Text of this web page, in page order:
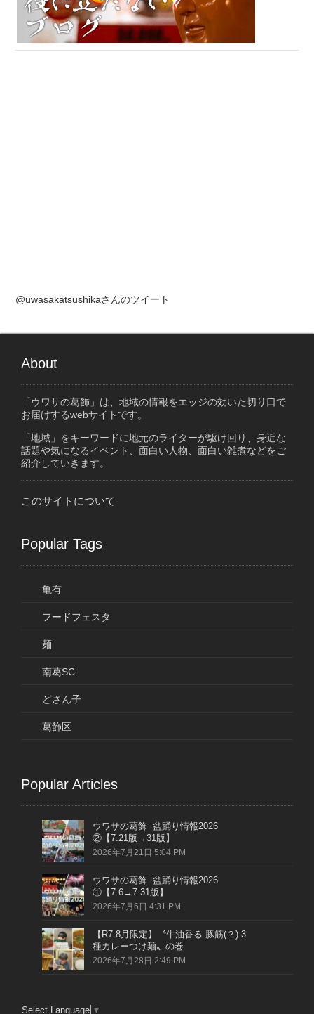
@uwasakatsushikaさんのツイート
About
「ウワサの葛飾」は、地域の情報をエッジの効いた切り口で
お届けするwebサイトです。
「地域」をキーワードに地元のライターが駆け回り、身近な
話題や気になるイベント、面白い人物、面白い雑煮などをご
紹介していきます。
このサイトについて
Popular Tags
亀有
フードフェスタ
麺
南葛SC
どさん子
葛飾区
Popular Articles
ウワサの葛飾 盆踊り情報2026
②【7.21版→31版】
2026年7月21日 5:04 PM
ウワサの葛飾 盆踊り情報2026
①【7.6→7.31版】
2026年7月6日 4:31 PM
【R7.8月限定】〝牛油香る 豚筋(？) 3
種カレーつけ麺〟の巻
2026年7月28日 2:49 PM
Select Language ▼